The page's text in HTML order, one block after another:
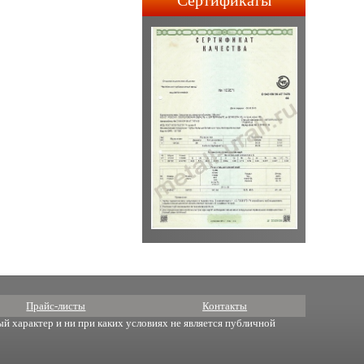
строительства АПЛ 4-го и
5-го поколений.
Прайс-листы Контакты
характер и ни при каких условиях не является публичной